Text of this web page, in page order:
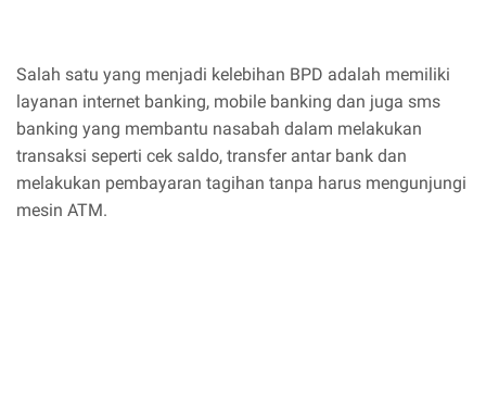
Salah satu yang menjadi kelebihan BPD adalah memiliki
layanan internet banking, mobile banking dan juga sms
banking yang membantu nasabah dalam melakukan
transaksi seperti cek saldo, transfer antar bank dan
melakukan pembayaran tagihan tanpa harus mengunjungi
mesin ATM.